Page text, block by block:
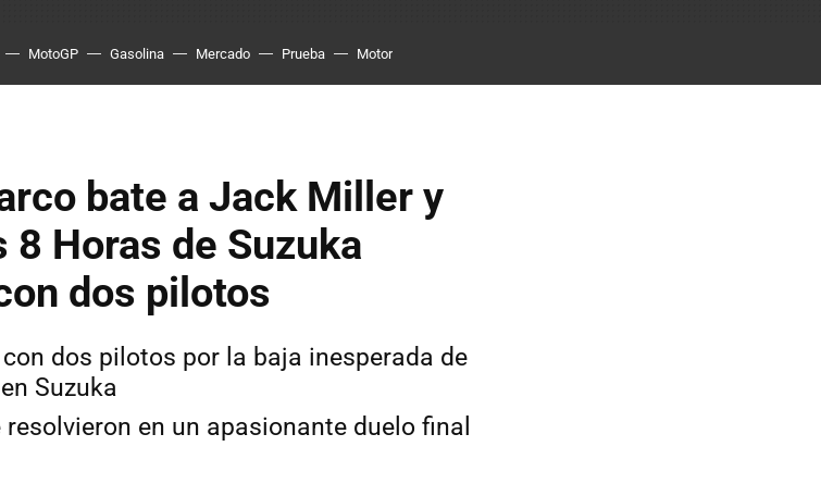
MotoGP Gasolina Mercado Prueba Motor
bate a Jack Miller y
8 Horas de Suzuka
dos pilotos
dos pilotos por la baja inesperada de
Suzuka
en un apasionante duelo final